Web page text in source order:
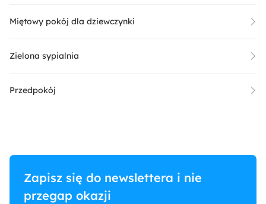
Miętowy pokój dla dziewczynki
Zielona sypialnia
Przedpokój
Zapisz się do newslettera i nie
przegap okazji